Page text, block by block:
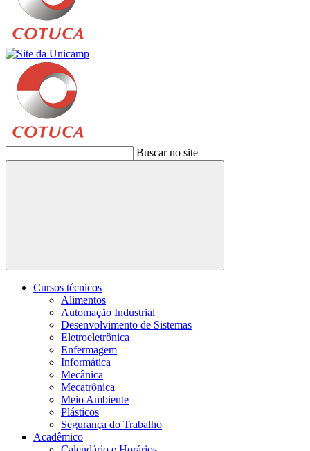
Buscar no site
Buscar
Cursos técnicos
Alimentos
Automação Industrial
Desenvolvimento de Sistemas
Eletroeletrônica
Enfermagem
Informática
Mecânica
Mecatrônica
Meio Ambiente
Plásticos
Segurança do Trabalho
Acadêmico